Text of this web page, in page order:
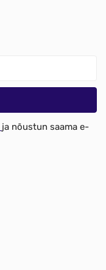
ja nõustun saama e-